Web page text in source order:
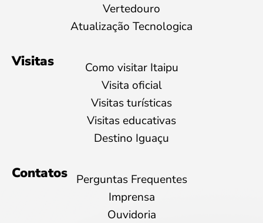
Vertedouro
Atualização Tecnologica
Visitas
Como visitar Itaipu
Visita oficial
Visitas turísticas
Visitas educativas
Destino Iguaçu
Contatos
Perguntas Frequentes
Imprensa
Ouvidoria